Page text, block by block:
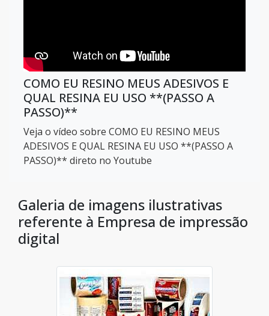
COMO EU RESINO MEUS ADESIVOS E
QUAL RESINA EU USO **(PASSO A
PASSO)**
Veja o vídeo sobre COMO EU RESINO MEUS
ADESIVOS E QUAL RESINA EU USO **(PASSO A
PASSO)** direto no Youtube
Galeria de imagens ilustrativas
referente à Empresa de impressão
digital